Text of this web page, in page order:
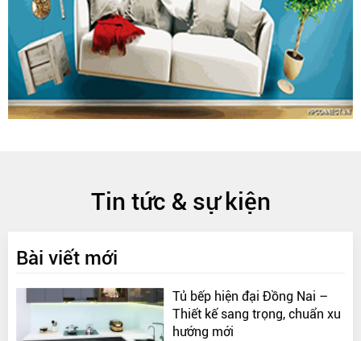
Tin tức & sự kiện
Bài viết mới
Tủ bếp hiện đại Đồng Nai –
Thiết kế sang trọng, chuẩn xu
hướng mới